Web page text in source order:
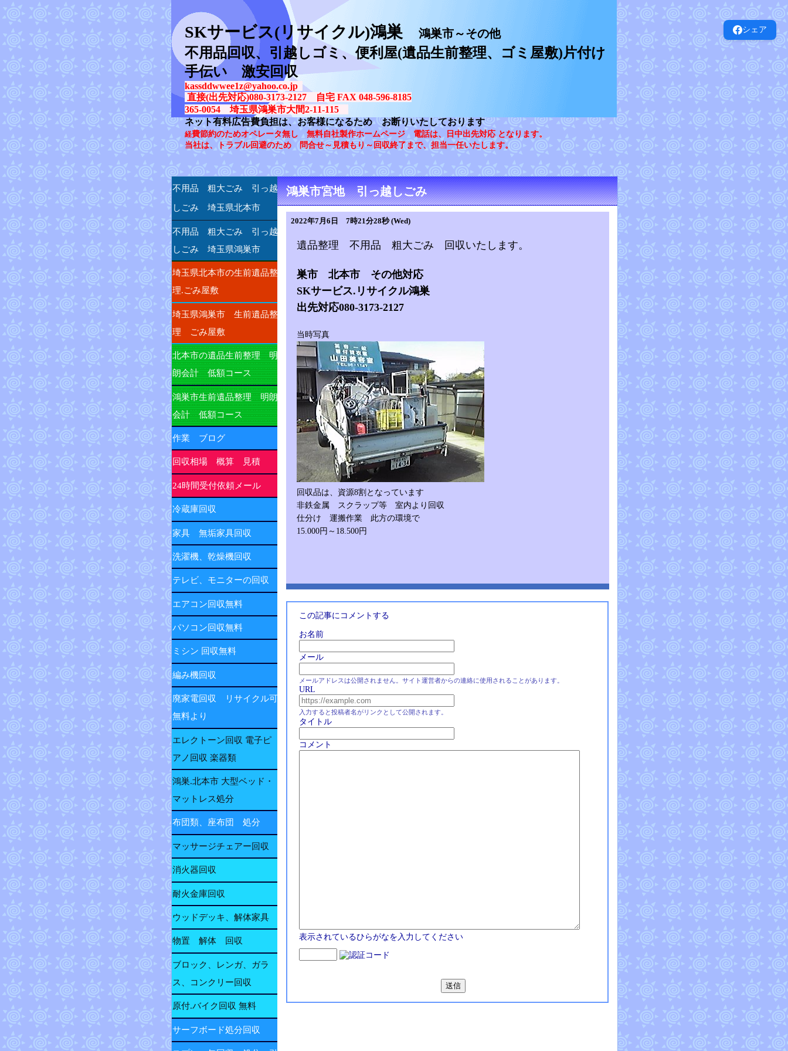
シェア
SKサービス(リサイクル)鴻巣 鴻巣市～その他
不用品回収、引越しゴミ、便利屋(遺品生前整理、ゴミ屋敷)片付け
手伝い 激安回収
kassddwwee1z@yahoo.co.jp
直接(出先対応)080-3173-2127 自宅 FAX 048-596-8185
365-0054 埼玉県鴻巣市大間2-11-115
ネット有料広告費負担は、お客様になるため お断りいたしております
経費節約のためオペレータ無し 無料自社製作ホームページ 電話は、日中出先対応 となります。
当社は、トラブル回避のため 問合せ～見積もり～回収終了まで、担当一任いたします。
鴻巣市宮地 引っ越しごみ
2022年7月6日 7時21分28秒 (Wed)
遺品整理 不用品 粗大ごみ 回収いたします。
巣市 北本市 その他対応
SKサービス.リサイクル鴻巣
出先対応080-3173-2127
当時写真
回収品は、資源8割となっています
非鉄金属 スクラップ等 室内より回収
仕分け 運搬作業 此方の環境で
15.000円～18.500円
この記事にコメントする
お名前
メール
メールアドレスは公開されません。サイト運営者からの連絡に使用されることがあります。
URL
入力すると投稿者名がリンクとして公開されます。
タイトル
コメント
表示されているひらがなを入力してください
不用品 粗大ごみ 引っ越
しごみ 埼玉県北本市
不用品 粗大ごみ 引っ越
しごみ 埼玉県鴻巣市
埼玉県北本市の生前遺品整
理.ごみ屋敷
埼玉県鴻巣市 生前遺品整
理 ごみ屋敷
北本市の遺品生前整理 明
朗会計 低額コース
鴻巣市生前遺品整理 明朗
会計 低額コース
作業 ブログ
回収相場 概算 見積
24時間受付依頼メール
冷蔵庫回収
家具 無垢家具回収
洗濯機、乾燥機回収
テレビ、モニターの回収
エアコン回収無料
パソコン回収無料
ミシン 回収無料
編み機回収
廃家電回収 リサイクル可
無料より
エレクトーン回収 電子ピ
アノ回収 楽器類
鴻巣.北本市 大型ベッド・
マットレス処分
布団類、座布団 処分
マッサージチェアー回収
消火器回収
耐火金庫回収
ウッドデッキ、解体家具
物置 解体 回収
ブロック、レンガ、ガラ
ス、コンクリー回収
原付.バイク回収 無料
サーフボード処分回収